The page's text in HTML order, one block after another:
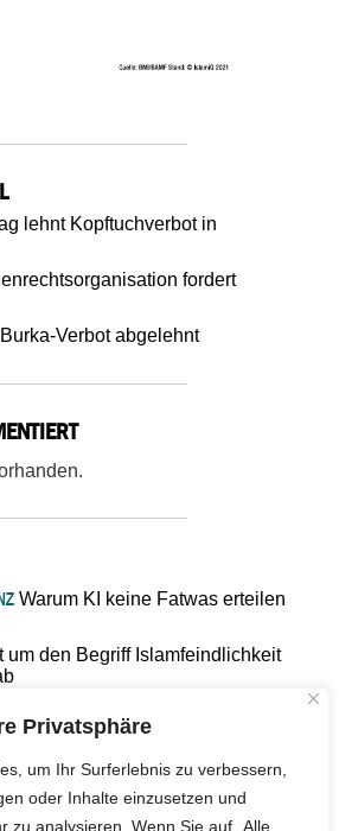
Privatsphäre
um Ihr Surferlebnis zu verbessern,
oder Inhalte einzusetzen und
zu analysieren. Wenn Sie auf „Alle
lehnt Kopftuchverbot in
fordert
Verbot abgelehnt
Warum KI keine Fatwas erteilen
um den Begriff Islamfeindlichkeit
MÜNSTEREine kritische Schwelle für
muslimische Welt eine neue